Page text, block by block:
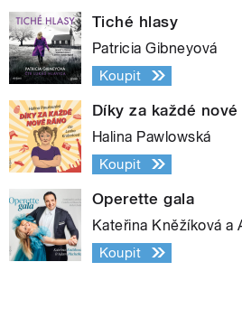
Tiché hlasy
Patricia Gibneyová
Koupit
Díky za každé nové
Halina Pawlowská
Koupit
Operette gala
Kateřina Kněžíková a
Koupit